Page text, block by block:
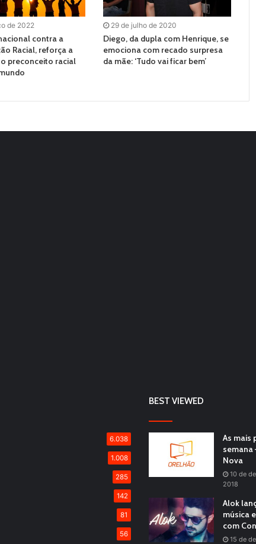
de 2022
contra a
Racial, reforça a
preconceito racial
29 de julho de 2020
Diego, da dupla com Henrique, se
emociona com recado surpresa
da mãe: ‘Tudo vai ficar bem’
6.038
1.008
285
142
81
56
BEST VIEWED
As mais
semana
Nova
10 de
2018
Alok
música
com
15 de